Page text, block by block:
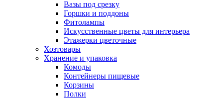
Вазы под срезку
Горшки и поддоны
Фитолампы
Искусственные цветы для интерьера
Этажерки цветочные
Хозтовары
Хранение и упаковка
Комоды
Контейнеры пищевые
Корзины
Полки